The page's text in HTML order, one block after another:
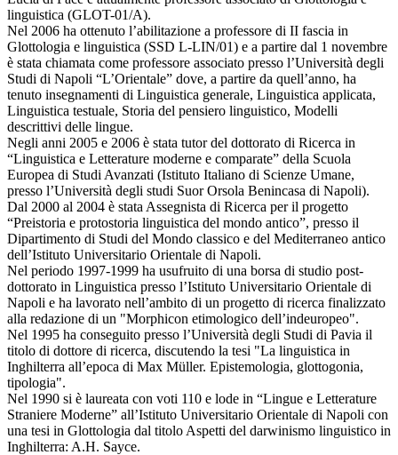
linguistica (GLOT-01/A).
Nel 2006 ha ottenuto l’abilitazione a professore di II fascia in
Glottologia e linguistica (SSD L-LIN/01) e a partire dal 1 novembre
è stata chiamata come professore associato presso l’Università degli
Studi di Napoli “L’Orientale” dove, a partire da quell’anno, ha
tenuto insegnamenti di Linguistica generale, Linguistica applicata,
Linguistica testuale, Storia del pensiero linguistico, Modelli
descrittivi delle lingue.
Negli anni 2005 e 2006 è stata tutor del dottorato di Ricerca in
“Linguistica e Letterature moderne e comparate” della Scuola
Europea di Studi Avanzati (Istituto Italiano di Scienze Umane,
presso l’Università degli studi Suor Orsola Benincasa di Napoli).
Dal 2000 al 2004 è stata Assegnista di Ricerca per il progetto
“Preistoria e protostoria linguistica del mondo antico”, presso il
Dipartimento di Studi del Mondo classico e del Mediterraneo antico
dell’Istituto Universitario Orientale di Napoli.
Nel periodo 1997-1999 ha usufruito di una borsa di studio post-
dottorato in Linguistica presso l’Istituto Universitario Orientale di
Napoli e ha lavorato nell’ambito di un progetto di ricerca finalizzato
alla redazione di un "Morphicon etimologico dell’indeuropeo".
Nel 1995 ha conseguito presso l’Università degli Studi di Pavia il
titolo di dottore di ricerca, discutendo la tesi "La linguistica in
Inghilterra all’epoca di Max Müller. Epistemologia, glottogonia,
tipologia".
Nel 1990 si è laureata con voti 110 e lode in “Lingue e Letterature
Straniere Moderne” all’Istituto Universitario Orientale di Napoli con
una tesi in Glottologia dal titolo Aspetti del darwinismo linguistico in
Inghilterra: A.H. Sayce.